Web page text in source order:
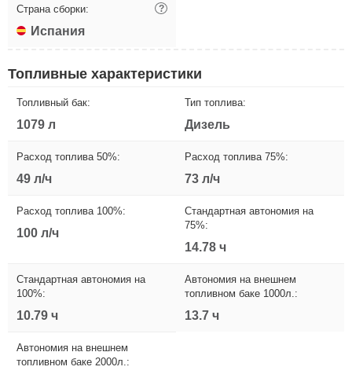
Страна сборки: ?
Испания
Топливные характеристики
Топливный бак:
1079 л
Тип топлива:
Дизель
Расход топлива 50%:
49 л/ч
Расход топлива 75%:
73 л/ч
Расход топлива 100%:
100 л/ч
Стандартная автономия на
75%:
14.78 ч
Стандартная автономия на
100%:
10.79 ч
Автономия на внешнем
топливном баке 1000л.:
13.7 ч
Автономия на внешнем
топливном баке 2000л.: